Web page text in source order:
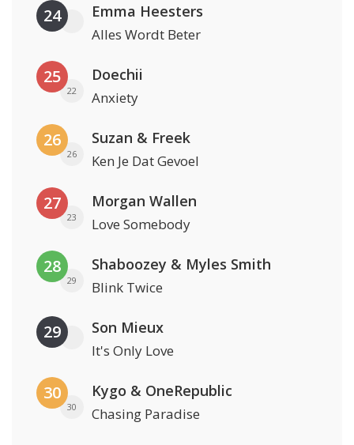
24 Emma Heesters
Alles Wordt Beter
25
22
Doechii
Anxiety
26
26
Suzan & Freek
Ken Je Dat Gevoel
27
23
Morgan Wallen
Love Somebody
28
29
Shaboozey & Myles Smith
Blink Twice
29 Son Mieux
It's Only Love
30
30
Kygo & OneRepublic
Chasing Paradise